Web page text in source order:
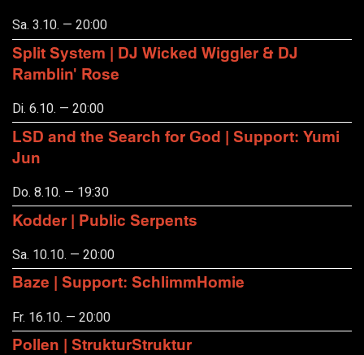
Sa. 3.10. — 20:00
Split System | DJ Wicked Wiggler & DJ
Ramblin' Rose
Di. 6.10. — 20:00
LSD and the Search for God | Support: Yumi
Jun
Do. 8.10. — 19:30
Kodder | Public Serpents
Sa. 10.10. — 20:00
Baze | Support: SchlimmHomie
Fr. 16.10. — 20:00
Pollen | StrukturStruktur